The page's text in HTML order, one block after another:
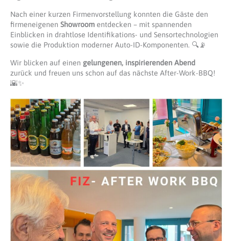
Nach einer kurzen Firmenvorstellung konnten die Gäste den
firmeneigenen Showroom entdecken – mit spannenden
Einblicken in drahtlose Identifikations- und Sensortechnologien
sowie die Produktion moderner Auto-ID-Komponenten. 🔍📡
Wir blicken auf einen gelungenen, inspirierenden Abend
zurück und freuen uns schon auf das nächste After-Work-BBQ!
🌇✨